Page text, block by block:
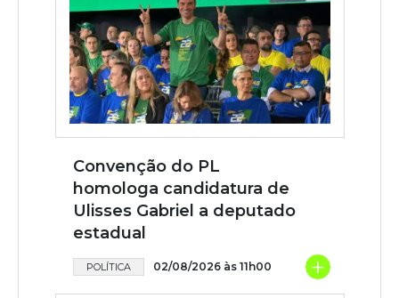
Convenção do PL
homologa candidatura de
Ulisses Gabriel a deputado
estadual
POLÍTICA 02/08/2026 às 11h00 +